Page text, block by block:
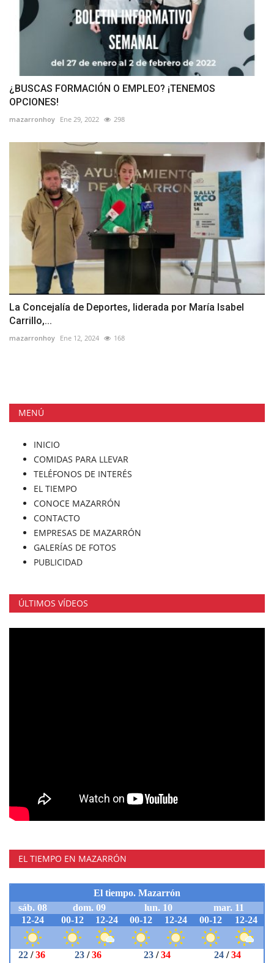
¿BUSCAS FORMACIÓN O EMPLEO? ¡TENEMOS
OPCIONES!
mazarronhoy Ene 29, 2022 298
La Concejalía de Deportes, liderada por María Isabel
Carrillo,...
mazarronhoy Ene 12, 2024 168
MENÚ
INICIO
COMIDAS PARA LLEVAR
TELÉFONOS DE INTERÉS
EL TIEMPO
CONOCE MAZARRÓN
CONTACTO
EMPRESAS DE MAZARRÓN
GALERÍAS DE FOTOS
PUBLICIDAD
ÚLTIMOS VÍDEOS
EL TIEMPO EN MAZARRÓN